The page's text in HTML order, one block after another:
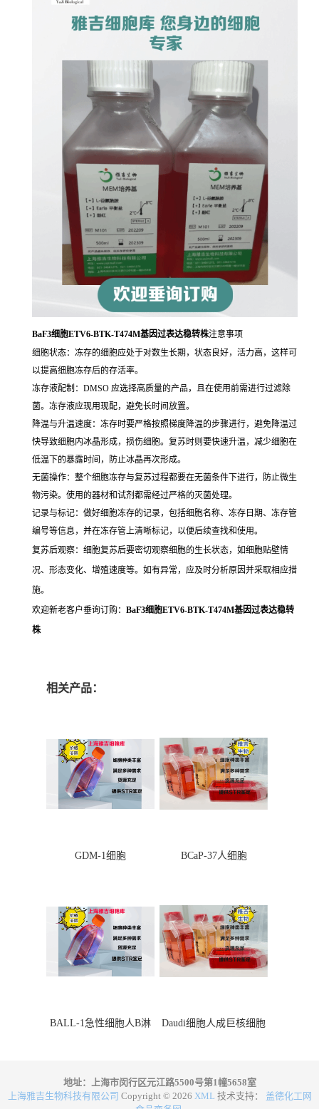
BaF3细胞ETV6-BTK-T474M基因过表达稳转株注意事项
细胞状态：冻存的细胞应处于对数生长期，状态良好，活力高，这样可
以提高细胞冻存后的存活率。
冻存液配制：DMSO 应选择高质量的产品，且在使用前需进行过滤除
菌。冻存液应现用现配，避免长时间放置。
降温与升温速度：冻存时要严格按照梯度降温的步骤进行，避免降温过
快导致细胞内冰晶形成，损伤细胞。复苏时则要快速升温，减少细胞在
低温下的暴露时间，防止冰晶再次形成。
无菌操作：整个细胞冻存与复苏过程都要在无菌条件下进行，防止微生
物污染。使用的器材和试剂都需经过严格的灭菌处理。
记录与标记：做好细胞冻存的记录，包括细胞名称、冻存日期、冻存管
编号等信息，并在冻存管上清晰标记，以便后续查找和使用。
复苏后观察：细胞复苏后要密切观察细胞的生长状态，如细胞贴壁情
况、形态变化、增殖速度等。如有异常，应及时分析原因并采取相应措
施。
欢迎新老客户垂询订购： BaF3细胞ETV6-BTK-T474M基因过表达稳转
株
相关产品：
GDM-1细胞 BCaP-37人细胞
BALL-1急性细胞人B淋
Daudi细胞人成巨核细胞
地址：上海市闵行区元江路5500号第1幢5658室
上海雅吉生物科技有限公司 Copyright © 2026 XML 技术支持： 盖德化工网